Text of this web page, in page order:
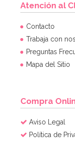
Atención al
Contacto
Trabaja con
Preguntas
Mapa del Sitio
Compra
Aviso Legal
Política de